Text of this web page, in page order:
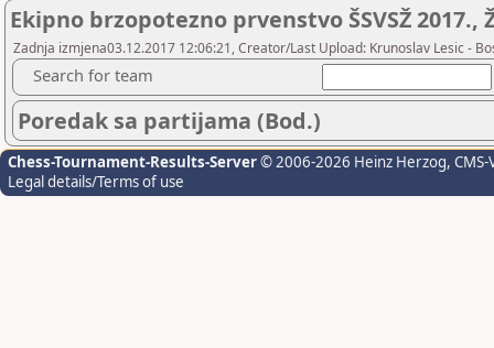
Ekipno brzopotezno prvenstvo ŠSVSŽ 2017.,
Zadnja izmjena03.12.2017 12:06:21, Creator/Last Upload: Krunoslav Lesic -
Search for team
Poredak sa partijama (Bod.)
Chess-Tournament-Results-Server© 2006-2026 Heinz Herzog,
Legal details/Terms of use